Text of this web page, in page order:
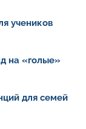
учеников
на «голые»
для семей